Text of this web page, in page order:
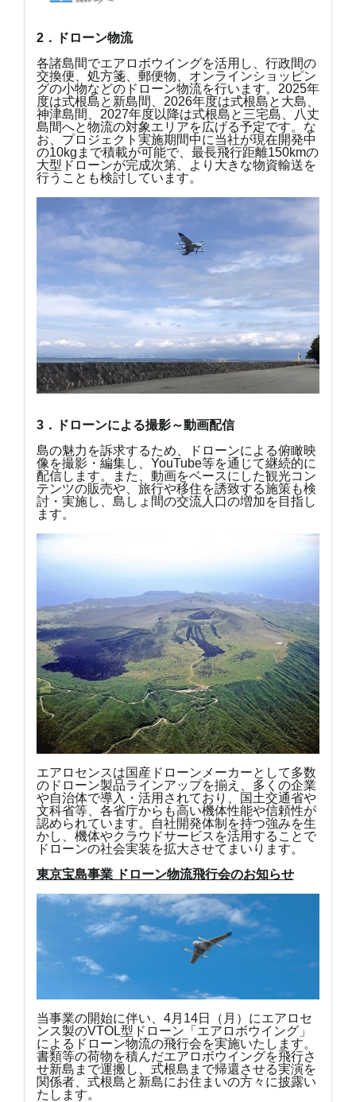
2．ドローン物流
各諸島間でエアロボウイングを活用し、行政間の
交換便、処方箋、郵便物、オンラインショッピン
グの小物などのドローン物流を行います。2025年
度は式根島と新島間、2026年度は式根島と大島、
神津島間、2027年度以降は式根島と三宅島、八丈
島間へと物流の対象エリアを広げる予定です。な
お、プロジェクト実施期間中に当社が現在開発中
の10kgまで積載が可能で、最長飛行距離150kmの
大型ドローンが完成次第、より大きな物資輸送を
行うことも検討しています。
3．ドローンによる撮影～動画配信
島の魅力を訴求するため、ドローンによる俯瞰映
像を撮影・編集し、YouTube等を通じて継続的に
配信します。また、動画をベースにした観光コン
テンツの販売や、旅行や移住を誘致する施策も検
討・実施し、島しょ間の交流人口の増加を目指し
ます。
エアロセンスは国産ドローンメーカーとして多数
のドローン製品ラインアップを揃え、多くの企業
や自治体で導入・活用されており、国土交通省や
文科省等、各省庁からも高い機体性能や信頼性が
認められています。自社開発体制を持つ強みを生
かし、機体やクラウドサービスを活用することで
ドローンの社会実装を拡大させてまいります。
東京宝島事業 ドローン物流飛行会のお知らせ
当事業の開始に伴い、4月14日（月）にエアロセ
ンス製のVTOL型ドローン「エアロボウイング」
によるドローン物流の飛行会を実施いたします。
書類等の荷物を積んだエアロボウイングを飛行さ
せ新島まで運搬し、式根島まで帰還させる実演を
関係者、式根島と新島にお住まいの方々に披露い
たします。